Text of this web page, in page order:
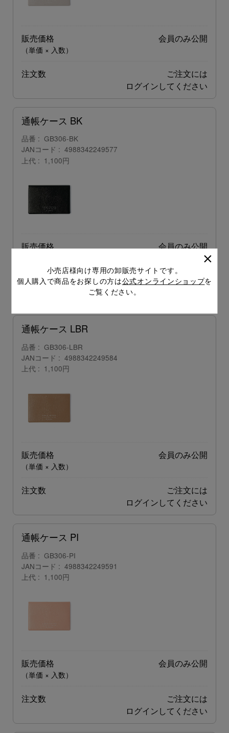
小売店様向け専用の卸販売サイトです。
個人購入で商品をお探しの方は公式オンラインショップを
ご覧ください。
販売価格
（単価 × 入数）
会員のみ公開
注文数
ご注文には
ログインしてください
通帳ケース BK
品番
GB306-BK
JANコード
4988342249577
上代
1,100円
販売価格 会員のみ公開
注文数
ご注文には
ログイン
通帳ケース LBR
品番
GB306-LBR
JANコード
4988342249584
上代
1,100円
販売価格
（単価 × 入数）
会員のみ公開
注文数
ご注文には
ログインしてください
通帳ケース PI
品番
GB306-PI
JANコード
4988342249591
上代
1,100円
販売価格
（単価 × 入数）
会員のみ公開
注文数
ご注文には
ログインしてください